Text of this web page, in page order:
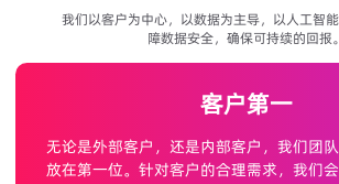
我们以客户为中心，以数据为主导，以人工智
障数据安全，确保可持续的回报。
客户第一
无论是外部客户，还是内部客户，我们团
放在第一位。针对客户的合理需求，我们